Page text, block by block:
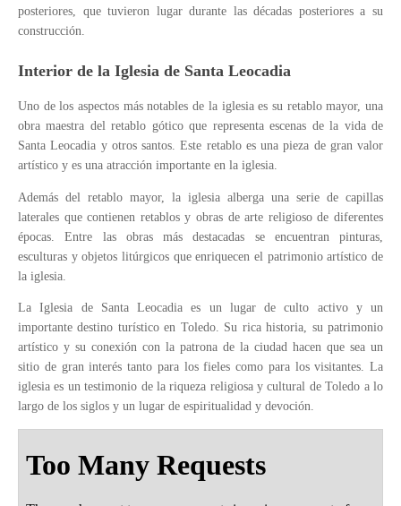
posteriores, que tuvieron lugar durante las décadas posteriores a su
construcción.
Interior de la Iglesia de Santa Leocadia
Uno de los aspectos más notables de la iglesia es su retablo mayor, una
obra maestra del retablo gótico que representa escenas de la vida de
Santa Leocadia y otros santos. Este retablo es una pieza de gran valor
artístico y es una atracción importante en la iglesia.
Además del retablo mayor, la iglesia alberga una serie de capillas
laterales que contienen retablos y obras de arte religioso de diferentes
épocas. Entre las obras más destacadas se encuentran pinturas,
esculturas y objetos litúrgicos que enriquecen el patrimonio artístico de
la iglesia.
La Iglesia de Santa Leocadia es un lugar de culto activo y un
importante destino turístico en Toledo. Su rica historia, su patrimonio
artístico y su conexión con la patrona de la ciudad hacen que sea un
sitio de gran interés tanto para los fieles como para los visitantes. La
iglesia es un testimonio de la riqueza religiosa y cultural de Toledo a lo
largo de los siglos y un lugar de espiritualidad y devoción.